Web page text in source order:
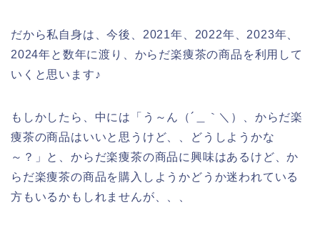
だから私自身は、今後、2021年、2022年、2023年、
2024年と数年に渡り、からだ楽痩茶の商品を利用して
いくと思います♪
もしかしたら、中には「う～ん（´＿｀＼）、からだ楽
痩茶の商品はいいと思うけど、、どうしようかな
～？」と、からだ楽痩茶の商品に興味はあるけど、か
らだ楽痩茶の商品を購入しようかどうか迷われている
方もいるかもしれませんが、、、